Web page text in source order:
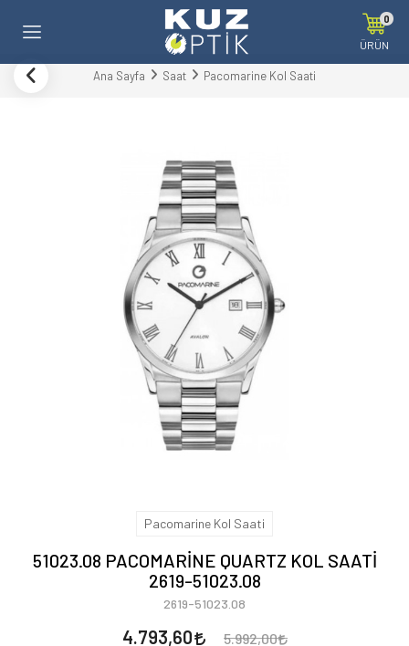
0
ÜRÜN
Ana Sayfa Saat Pacomarine Kol Saati
Pacomarine Kol Saati
51023.08 PACOMARİNE QUARTZ KOL SAATİ
2619-51023.08
2619-51023.08
4.793,60 5.992,00